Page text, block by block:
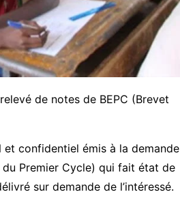
de notes de BEPC (Brevet
confidentiel émis à la demande
du Premier Cycle) qui fait état de
sur demande de l’intéressé.